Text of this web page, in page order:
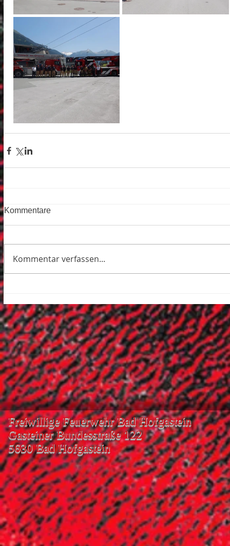
Kommentare
Kommentar verfassen...
Freiwillige Feuerwehr Bad Hofgastein
Gasteiner Bundesstraße 122
5630 Bad Hofgastein